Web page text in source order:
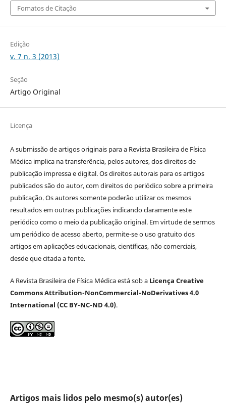
Fomatos de Citação
Edição
v. 7 n. 3 (2013)
Seção
Artigo Original
Licença
A submissão de artigos originais para a Revista Brasileira de Física
Médica implica na transferência, pelos autores, dos direitos de
publicação impressa e digital. Os direitos autorais para os artigos
publicados são do autor, com direitos do periódico sobre a primeira
publicação. Os autores somente poderão utilizar os mesmos
resultados em outras publicações indicando claramente este
periódico como o meio da publicação original. Em virtude de sermos
um periódico de acesso aberto, permite-se o uso gratuito dos
artigos em aplicações educacionais, científicas, não comerciais,
desde que citada a fonte.
A Revista Brasileira de Física Médica está sob a Licença Creative
Commons Attribution-NonCommercial-NoDerivatives 4.0
International (CC BY-NC-ND 4.0).
Artigos mais lidos pelo mesmo(s) autor(es)